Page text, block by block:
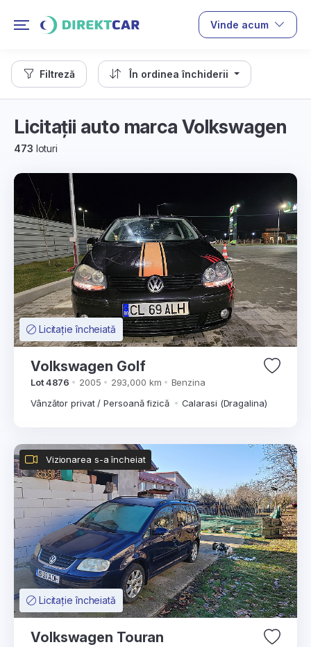
Vinde acum
Filtreză În ordinea închiderii
Licitații auto marca Volkswagen
473 loturi
Licitație încheiată
Volkswagen Golf
Lot 4876 2005 293,000 km
Benzina
Vânzător privat / Persoană fizică
Calarasi (Dragalina)
Licitație încheiată
Vizionarea s-a încheiat
Volkswagen Touran